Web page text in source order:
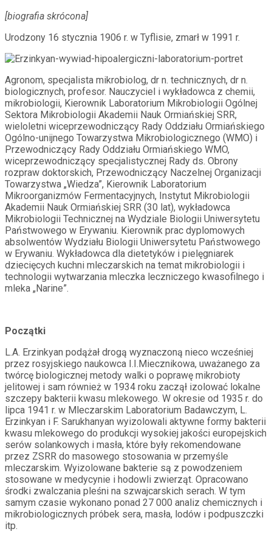
[biografia skrócona]
Urodzony 16 stycznia 1906 r. w Tyflisie, zmarł w 1991 r.
Agronom, specjalista mikrobiolog, dr n. technicznych, dr n.
biologicznych, profesor. Nauczyciel i wykładowca z chemii,
mikrobiologii, Kierownik Laboratorium Mikrobiologii Ogólnej
Sektora Mikrobiologii Akademii Nauk Ormiańskiej SRR,
wieloletni wiceprzewodniczący Rady Oddziału Ormiańskiego
Ogólno-unijnego Towarzystwa Mikrobiologicznego (WMO) i
Przewodniczący Rady Oddziału Ormiańskiego WMO,
wiceprzewodniczący specjalistycznej Rady ds. Obrony
rozpraw doktorskich, Przewodniczący Naczelnej Organizacji
Towarzystwa „Wiedza”, Kierownik Laboratorium
Mikroorganizmów Fermentacyjnych, Instytut Mikrobiologii
Akademii Nauk Ormiańskiej SRR (30 lat), wykładowca
Mikrobiologii Technicznej na Wydziale Biologii Uniwersytetu
Państwowego w Erywaniu. Kierownik prac dyplomowych
absolwentów Wydziału Biologii Uniwersytetu Państwowego
w Erywaniu. Wykładowca dla dietetyków i pielęgniarek
dziecięcych kuchni mleczarskich na temat mikrobiologii i
technologii wytwarzania mleczka leczniczego kwasofilnego i
mleka „Narine”.
Początki
L.A. Erzinkyan podążał drogą wyznaczoną nieco wcześniej
przez rosyjskiego naukowca I.I.Miecznikowa, uważanego za
twórcę biologicznej metody walki o poprawę mikrobioty
jelitowej i sam również w 1934 roku zaczął izolować lokalne
szczepy bakterii kwasu mlekowego. W okresie od 1935 r. do
lipca 1941 r. w Mleczarskim Laboratorium Badawczym, L.
Erzinkyan i F. Sarukhanyan wyizolowali aktywne formy bakterii
kwasu mlekowego do produkcji wysokiej jakości europejskich
serów solankowych i masła, które były rekomendowane
przez ZSRR do masowego stosowania w przemyśle
mleczarskim. Wyizolowane bakterie są z powodzeniem
stosowane w medycynie i hodowli zwierząt. Opracowano
środki zwalczania pleśni na szwajcarskich serach. W tym
samym czasie wykonano ponad 27 000 analiz chemicznych i
mikrobiologicznych próbek sera, masła, lodów i podpuszczki
itp.